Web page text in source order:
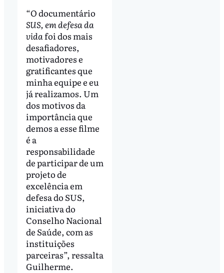
“O documentário
SUS, em defesa da
vida foi dos mais
desafiadores,
motivadores e
gratificantes que
minha equipe e eu
já realizamos. Um
dos motivos da
importância que
demos a esse filme
é a
responsabilidade
de participar de um
projeto de
excelência em
defesa do SUS,
iniciativa do
Conselho Nacional
de Saúde, com as
instituições
parceiras”, ressalta
Guilherme.